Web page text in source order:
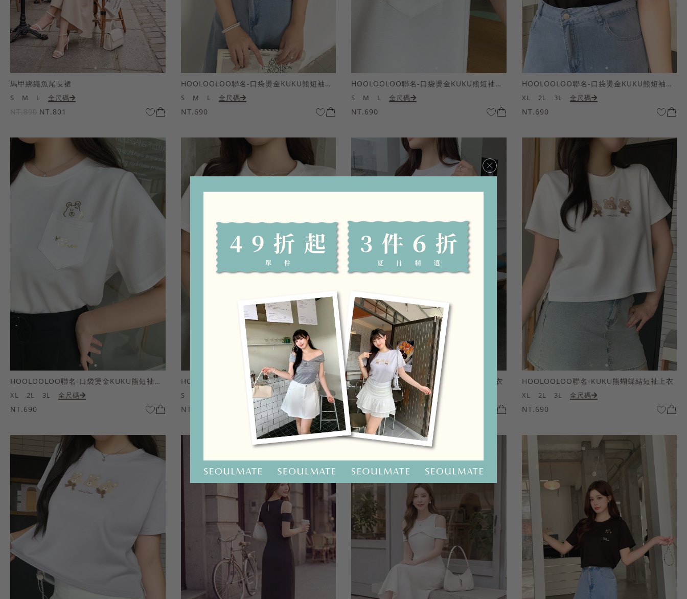
×
馬甲綁繩魚尾長裙
S M L 全尺碼
NT.890 NT.801
HOOLOOLOO聯名-口袋燙金KUKU熊短袖上衣
S M L 全尺碼
NT.690
HOOLOOLOO聯名-口袋燙金KUKU熊短袖上衣
S M L 全尺碼
NT.690
HOOLOOLOO聯名-口袋燙金KUKU熊短袖上衣
XL 2L 3L 全尺碼
NT.690
HOOLOOLOO聯名-口袋燙金KUKU熊短袖上衣
XL 2L 3L 全尺碼
NT.690
HOOLOOLOO聯名-KUKU熊蝴蝶結短袖上衣
S
NT.690
HOOLOOLOO聯名-KUKU熊蝴蝶結短袖上衣
S M L 全尺碼
NT.690
HOOLOOLOO聯名-KUKU熊蝴蝶結短袖上衣
XL 2L 3L 全尺碼
NT.690